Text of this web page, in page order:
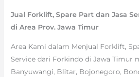
Jual Forklift, Spare Part dan Jasa
di Area Prov. Jawa Timur
Area Kami dalam Menjual Forklift,
Service dari Forkindo di Jawa Timur
Banyuwangi, Blitar, Bojonegoro,